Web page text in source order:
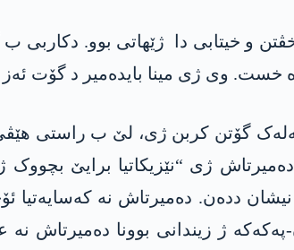
و خیتابی دا ژێھاتی بوو. دکاربی
وی ژی مینا بایدەمیر د گۆت
گۆتن کربن ژی، لێ ب راستی
ژی “نێزیکاتیا برایێ
ددەن. دەمیرتاش نە کەسایەتیا